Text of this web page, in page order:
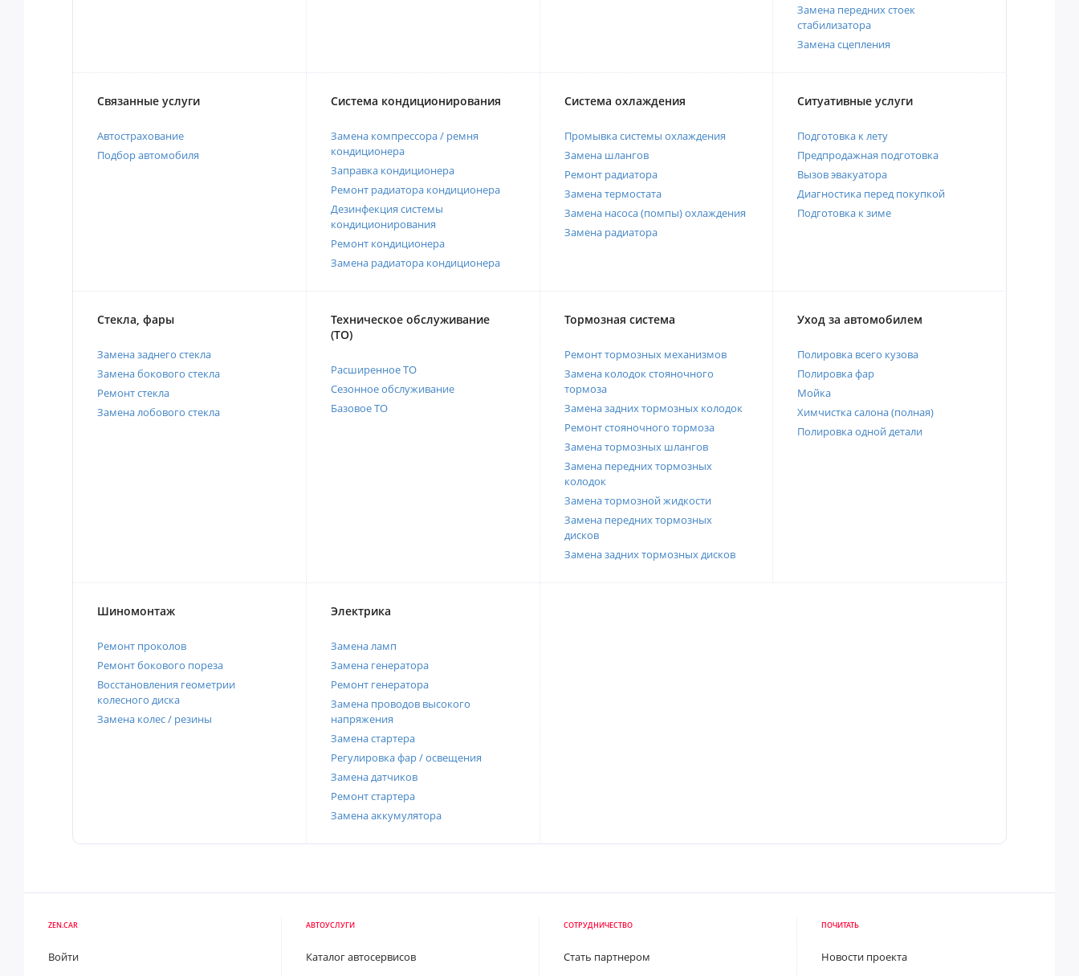
Замена передних стоек
стабилизатора
Замена сцепления
Связанные услуги
Автострахование
Подбор автомобиля
Система кондиционирования
Замена компрессора / ремня
кондиционера
Заправка кондиционера
Ремонт радиатора кондиционера
Дезинфекция системы
кондиционирования
Ремонт кондиционера
Замена радиатора кондиционера
Система охлаждения
Промывка системы охлаждения
Замена шлангов
Ремонт радиатора
Замена термостата
Замена насоса (помпы) охлаждения
Замена радиатора
Ситуативные услуги
Подготовка к лету
Предпродажная подготовка
Вызов эвакуатора
Диагностика перед покупкой
Подготовка к зиме
Стекла, фары
Замена заднего стекла
Замена бокового стекла
Ремонт стекла
Замена лобового стекла
Техническое обслуживание
(ТО)
Расширенное ТО
Сезонное обслуживание
Базовое ТО
Тормозная система
Ремонт тормозных механизмов
Замена колодок стояночного
тормоза
Замена задних тормозных колодок
Ремонт стояночного тормоза
Замена тормозных шлангов
Замена передних тормозных
колодок
Замена тормозной жидкости
Замена передних тормозных
дисков
Замена задних тормозных дисков
Уход за автомобилем
Полировка всего кузова
Полировка фар
Мойка
Химчистка салона (полная)
Полировка одной детали
Шиномонтаж
Ремонт проколов
Ремонт бокового пореза
Восстановления геометрии
колесного диска
Замена колес / резины
Электрика
Замена ламп
Замена генератора
Ремонт генератора
Замена проводов высокого
напряжения
Замена стартера
Регулировка фар / освещения
Замена датчиков
Ремонт стартера
Замена аккумулятора
ZEN.CAR
Войти
АВТОУСЛУГИ
Каталог автосервисов
СОТРУДНИЧЕСТВО
Стать партнером
ПОЧИТАТЬ
Новости проекта